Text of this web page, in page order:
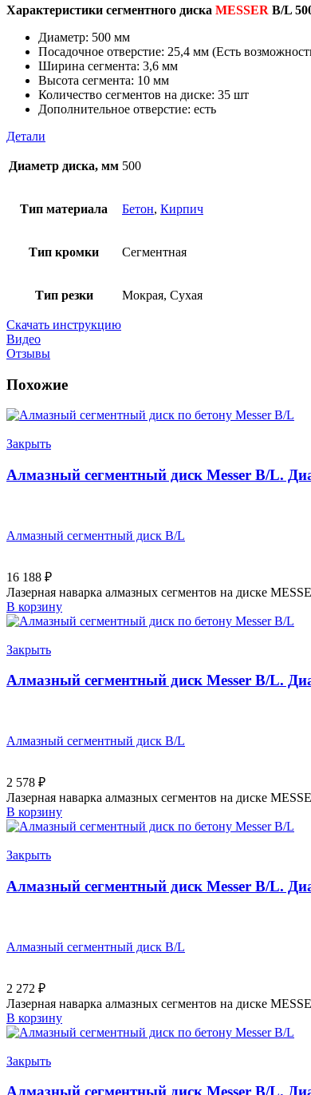
Характеристики сегментного диска MESSER B/L
Диаметр: 500 мм
Посадочное отверстие: 25,4 мм (Есть
Ширина сегмента: 3,6 мм
Высота сегмента: 10 мм
Количество сегментов на диске: 35 шт
Дополнительное отверстие: есть
Детали
Диаметр диска, мм 500
Тип материала Бетон, Кирпич
Тип кромки Сегментная
Тип резки Мокрая, Сухая
Скачать инструкцию
Видео
Отзывы
Похожие
Закрыть
Алмазный сегментный диск Messer B/L.
Алмазный сегментный диск B/L
16 188 ₽
Лазерная наварка алмазных сегментов на диске
В корзину
Закрыть
Алмазный сегментный диск Messer B/L.
Алмазный сегментный диск B/L
2 578 ₽
Лазерная наварка алмазных сегментов на диске
В корзину
Закрыть
Алмазный сегментный диск Messer B/L.
Алмазный сегментный диск B/L
2 272 ₽
Лазерная наварка алмазных сегментов на диске
В корзину
Закрыть